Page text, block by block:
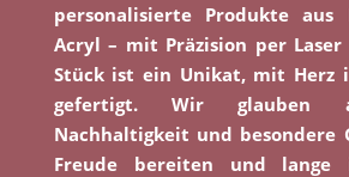
personalisierte Produkte aus
Acryl – mit Präzision per Laser
Stück ist ein Unikat, mit Herz
gefertigt. Wir glauben
Nachhaltigkeit und besondere
Freude bereiten und lange